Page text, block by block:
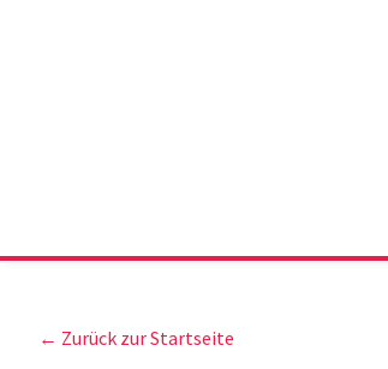
← Zurück zur Startseite